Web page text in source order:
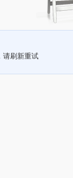
请刷新重试